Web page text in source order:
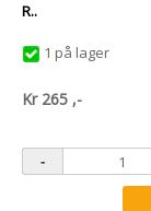
R..
1 på lager
Kr 265 ,-